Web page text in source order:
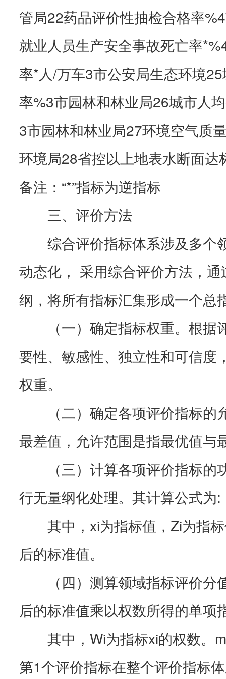
管局22药品评价性抽检合格率
就业人员生产安全事故死亡率
率*人/万车3市公安局生态环境
率%3市园林和林业局26城市人
3市园林和林业局27环境空气质
环境局28省控以上地表水断面达
备注：“*”指标为逆指标
三、评价方法
综合评价指标体系涉及多个
动态化， 采用综合评价方法，
纲，将所有指标汇集形成一个总
（一）确定指标权重。根据
要性、敏感性、独立性和可信度
权重。
（二）确定各项评价指标的
最差值，允许范围是指最优值与
（三）计算各项评价指标的
行无量纲化处理。其计算公式为:
其中，xi为指标值，Zi为指标
后的标准值。
（四）测算领域指标评价分
后的标准值乘以权数所得的单项
其中，Wi为指标xi的权数。
第1个评价指标在整个评价指标